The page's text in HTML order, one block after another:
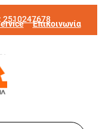
2510247678Επικοινωνία